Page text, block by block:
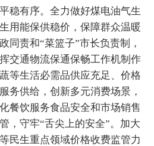
有序。全力做好煤电油气生
用能保供稳价，保障群众温暖
同责和“菜篮子”市长负责制，
交通物流保通保畅工作机制作
等生活必需品供应充足、价格
务供给，创新多元消费场景，
餐饮服务食品安全和市场销售
，守牢“舌尖上的安全”。加大
民生重点领域价格收费监管力